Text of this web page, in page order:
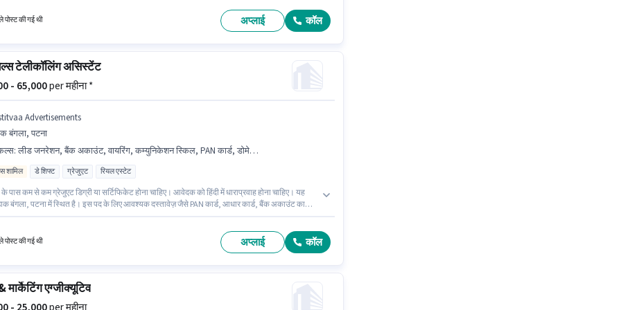
पोस्ट की गई थी अप्लाई कॉल
टेलीकॉलिंग असिस्टेंट
- 65,000per महीना *
Advertisements
बंगला, पटना
: लीड जनरेशन, बैंक अकाउंट, वायरिंग, कम्युनिकेशन स्किल, PAN कार्ड, डोमेस्टिक कॉलिंग, आधार कार्ड, कंप्यूटर नॉलेज
शामिल डे शिफ्ट ग्रेजुएट रियल एस्टेट
पास कम से कम ग्रेजुएट डिग्री या सर्टिफिकेट होना चाहिए। आवेदक को हिंदी में धाराप्रवाह होना चाहिए। यह
बंगला, पटना में स्थित है। इस पद के लिए आवश्यक दस्तावेज़ जैसे PAN कार्ड, आधार कार्ड, बैंक अकाउंट का
कम्युनिकेशन स्किल जैसी स्किल्स होनी चाहिए।
पोस्ट की गई थी अप्लाई कॉल
एग्जीक्यूटिव